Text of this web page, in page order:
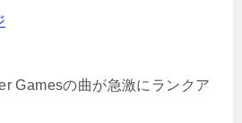
Gamesの曲が急激にランクア